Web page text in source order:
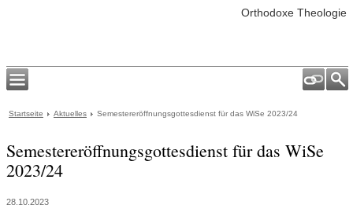
Orthodoxe Theologie
Startseite Aktuelles Semestereröffnungsgottesdienst für das WiSe 2023/24
Semestereröffnungsgottesdienst für das WiSe
2023/24
28.10.2023